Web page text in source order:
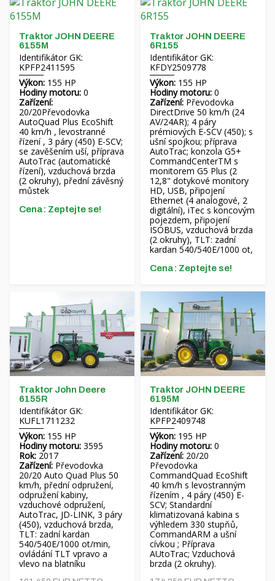
Traktor JOHN DEERE
6155M
Identifikátor GK:
KPFP2411595
Výkon: 155 HP
Hodiny motoru: 0
Zařízení:
20/20Převodovka
AutoQuad Plus EcoShift
40 km/h , levostranné
řízení , 3 páry (450) E-SCV;
se zavěšením uší, příprava
AutoTrac (automatické
řízení), vzduchová brzda
(2 okruhy), přední závěsný
můstek
Cena: Zeptejte se!
Traktor JOHN DEERE
6R155
Identifikátor GK:
KFDY2509778
Výkon: 155 HP
Hodiny motoru: 0
Zařízení: Převodovka
DirectDrive 50 km/h (24
AV/24AR); 4 páry
prémiových E-SCV (450); s
ušní spojkou; příprava
AutoTrac; konzola G5+
CommandCenterTM s
monitorem G5 Plus (2
12,8" dotykové monitory
HD, USB, připojení
Ethernet (4 analogové, 2
digitální), iTec s koncovým
pojezdem, připojení
ISOBUS, vzduchová brzda
(2 okruhy), TLT: zadní
kardan 540/540E/1000 ot,
Cena: Zeptejte se!
Traktor John Deere
6155R
Identifikátor GK:
KUFL1711232
Výkon: 155 HP
Hodiny motoru: 3595
Rok: 2017
Zařízení: Převodovka
20/20 Auto Quad Plus 50
km/h, přední odpružení,
odpružení kabiny,
vzduchové odpružení,
AutoTrac, JD-LINK, 3 páry
(450), vzduchová brzda,
TLT: zadní kardan
540/540E/1000 ot/min,
ovládání TLT vpravo a
vlevo na blatníku
Traktor JOHN DEERE
6195M
Identifikátor GK:
KPFP2409748
Výkon: 195 HP
Hodiny motoru: 0
Zařízení: 20/20
Převodovka
CommandQuad EcoShift
40 km/h s levostranným
řízením , 4 páry (450) E-
SCV; Standardní
klimatizovaná kabina s
výhledem 330 stupňů,
CommandARM a ušní
cívkou ; Příprava
AUtoTrac; Vzduchová
brzda (2 okruhy).